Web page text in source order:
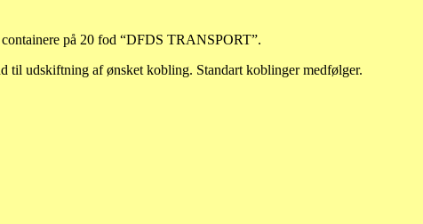
på 20 fod “DFDS TRANSPORT”.
udskiftning af ønsket kobling. Standart koblinger medfølger.